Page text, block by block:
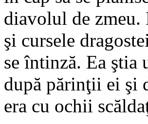
diavolul de zmeu.
şi cursele
se întinză. Ea ştia
după părinţii ei şi
era cu ochii